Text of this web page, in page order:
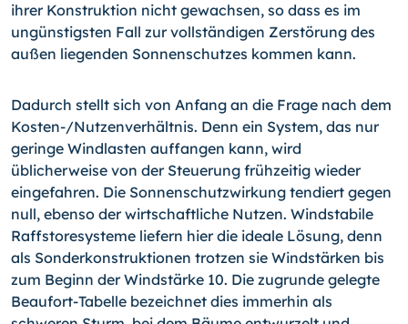
ihrer Konstruktion nicht gewachsen, so dass es im
ungünstigsten Fall zur vollständigen Zerstörung des
außen liegenden Sonnenschutzes kommen kann.
Dadurch stellt sich von Anfang an die Frage nach dem
Kosten-/Nutzenverhältnis. Denn ein System, das nur
geringe Windlasten auffangen kann, wird
üblicherweise von der Steuerung frühzeitig wieder
eingefahren. Die Sonnenschutzwirkung tendiert gegen
null, ebenso der wirtschaftliche Nutzen. Windstabile
Raffstoresysteme liefern hier die ideale Lösung, denn
als Sonderkonstruktionen trotzen sie Windstärken bis
zum Beginn der Windstärke 10. Die zugrunde gelegte
Beaufort-Tabelle bezeichnet dies immerhin als